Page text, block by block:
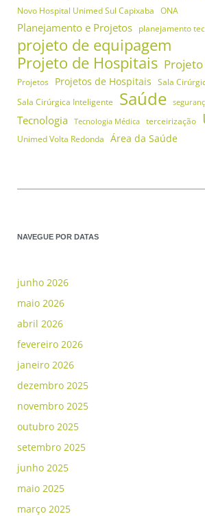
Novo Hospital Unimed Sul Capixaba ONA
Planejamento e Projetos planejamento
projeto de equipagem
Projeto de Hospitais
Projetos Projetos de Hospitais Sala
Sala Cirúrgica Inteligente
Saúde
Tecnologia Tecnologia Médica terceirização
Unimed Volta Redonda Área da Saúde
NAVEGUE POR DATAS
junho 2026
maio 2026
abril 2026
fevereiro 2026
janeiro 2026
dezembro 2025
novembro 2025
outubro 2025
setembro 2025
junho 2025
maio 2025
março 2025